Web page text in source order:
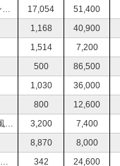
かわえり定点カメラ ぽこあポケモンやりながら生活垂れ流し🥸⚠️ 17,054 51,400
1,168
40,900
1,514
7,200
500
86,500
1,030
36,000
800 12,600
ありがとう。201位でhappyなので風呂UNIからのニコゲーNight 3,200
7,400
8,870
8,000
無料ギフトたのまい 明日も朝早いから風呂UNIして寝る 342
24,600